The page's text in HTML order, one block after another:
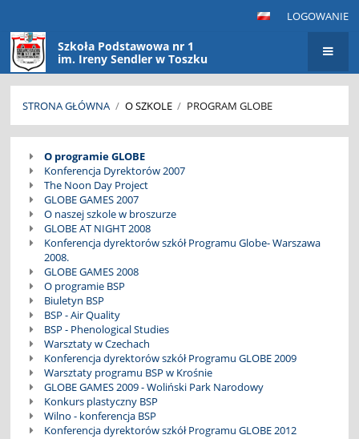
LOGOWANIE
Szkoła Podstawowa nr 1
im. Ireny Sendler w Toszku
STRONA GŁÓWNA / O SZKOLE / PROGRAM GLOBE
Program
GLOBEO programie GLOBE
Konferencja Dyrektorów 2007
The Noon Day Project
GLOBE GAMES 2007
O naszej szkole w broszurze
GLOBE AT NIGHT 2008
Konferencja dyrektorów szkół Programu Globe- Warszawa
2008.
GLOBE GAMES 2008
O programie BSP
Biuletyn BSP
BSP - Air Quality
BSP - Phenological Studies
Warsztaty w Czechach
Konferencja dyrektorów szkół Programu GLOBE 2009
Warsztaty programu BSP w Krośnie
GLOBE GAMES 2009 - Woliński Park Narodowy
Konkurs plastyczny BSP
Wilno - konferencja BSP
Konferencja dyrektorów szkół Programu GLOBE 2012